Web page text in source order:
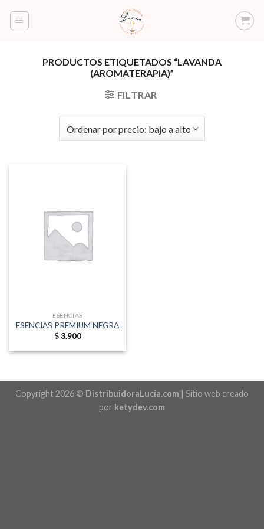
PRODUCTOS ETIQUETADOS “LAVANDA
(AROMATERAPIA)”
FILTRAR
ESENCIAS
ESENCIAS PREMIUM NEGRA
$3.900
Copyright 2026 © DistribuidoraLucia.com | Sitio web creado
por ketydev.com